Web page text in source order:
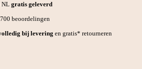
NL gratis geleverd
beoordelingen
bij levering en gratis* retourneren